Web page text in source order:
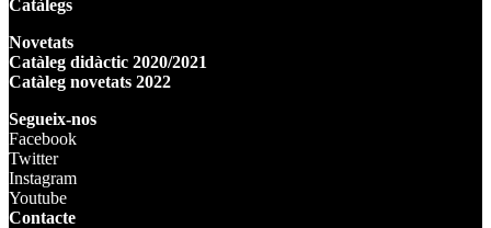
Catàlegs
Novetats
Catàleg didàctic 2020/2021
Catàleg novetats 2022
Segueix-nos
Facebook
Twitter
Instagram
Youtube
Contacte